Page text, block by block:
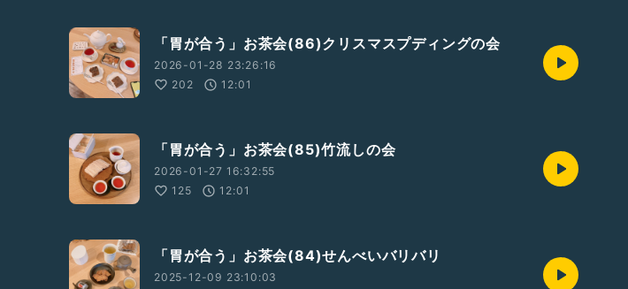
「胃が合う」お茶会(86)クリスマスプディングの会
2026-01-28 23:26:16
202
12:01
「胃が合う」お茶会(85)竹流しの会
2026-01-27 16:32:55
125
12:01
「胃が合う」お茶会(84)せんべいバリバリ
2025-12-09 23:10:03